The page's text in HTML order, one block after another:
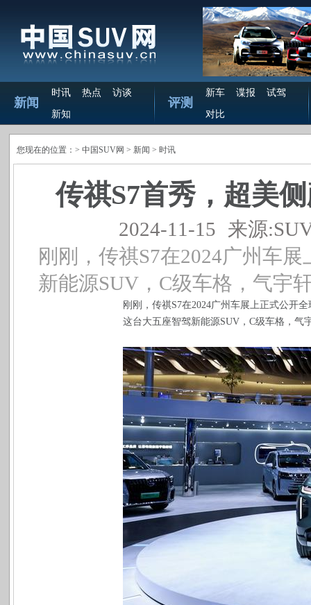
新闻
时讯 热点 访谈
新知
评测
新车 谍报 试驾
对比
您现在的位置：> 中国SUV网 > 新闻 > 时讯
传祺S7首秀，超美
2024-11-15 来源
刚刚，传祺S7在2024广州车
新能源SUV，C级车格，气宇
刚刚，传祺S7在2024广州车展上正式公开
这台大五座智驾新能源SUV，C级车格，气